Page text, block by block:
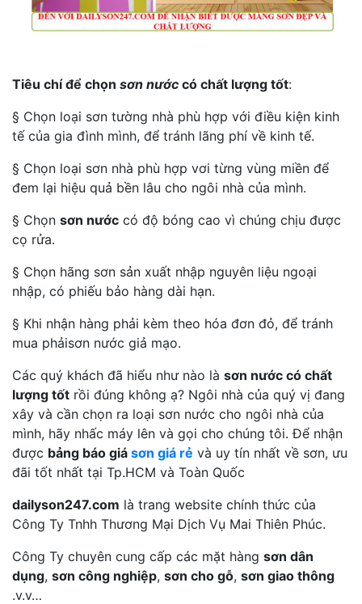
Tiêu chí để chọn sơn nước có chất lượng tốt:
§ Chọn loại sơn tường nhà phù hợp với điều kiện kinh
tế của gia đình mình, để tránh lãng phí về kinh tế.
§ Chọn loại sơn nhà phù hợp vơi từng vùng miền để
đem lại hiệu quả bền lâu cho ngôi nhà của mình.
§ Chọn sơn nước có độ bóng cao vì chúng chịu được
cọ rửa.
§ Chọn hãng sơn sản xuất nhập nguyên liệu ngoại
nhập, có phiếu bảo hàng dài hạn.
§ Khi nhận hàng phải kèm theo hóa đơn đỏ, để tránh
mua phảisơn nước giả mạo.
Các quý khách đã hiểu như nào là sơn nước có chất
lượng tốt rồi đúng không ạ? Ngôi nhà của quý vị đang
xây và cần chọn ra loại sơn nước cho ngôi nhà của
mình, hãy nhấc máy lên và gọi cho chúng tôi. Để nhận
được bảng báo giá sơn giá rẻ và uy tín nhất về sơn, ưu
đãi tốt nhất tại Tp.HCM và Toàn Quốc
dailyson247.com là trang website chính thức của
Công Ty Tnhh Thương Mại Dịch Vụ Mai Thiên Phúc.
Công Ty chuyên cung cấp các mặt hàng sơn dân
dụng, sơn công nghiệp, sơn cho gỗ, sơn giao thông
.v.v…